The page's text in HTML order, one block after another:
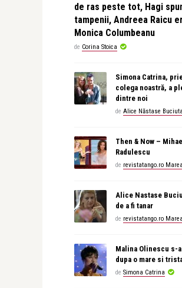
de ras peste tot, Hagi
tampenii, Andreea Raicu
Monica Columbeanu
de Corina Stoica
Simona Catrina,
colega noastră, a
dintre noi
de Alice Năstase Buciuta
Then & Now –
Radulescu
de revistatango.ro
Alice Nastase
de a fi tanar
de revistatango.ro
Malina Olinescu s-
dupa o mare si
de Simona Catrina